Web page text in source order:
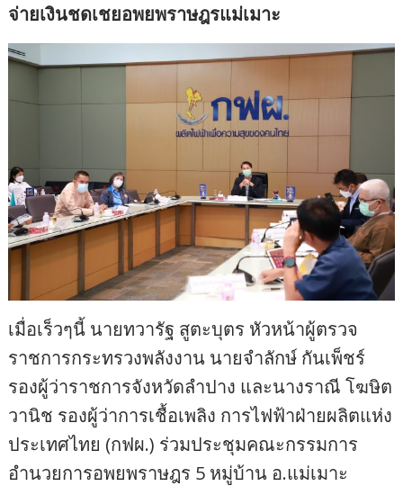
จ่ายเงินชดเชยอพยพราษฎรแม่เมาะ
เมื่อเร็วๆนี้ นายทวารัฐ สูตะบุตร หัวหน้าผู้ตรวจ
ราชการกระทรวงพลังงาน นายจำลักษ์ กันเพ็ชร์
รองผู้ว่าราชการจังหวัดลำปาง และนางราณี โฆษิต
วานิช รองผู้ว่าการเชื้อเพลิง การไฟฟ้าฝ่ายผลิตแห่ง
ประเทศไทย (กฟผ.) ร่วมประชุมคณะกรรมการ
อำนวยการอพยพราษฎร 5 หมู่บ้าน อ.แม่เมาะ